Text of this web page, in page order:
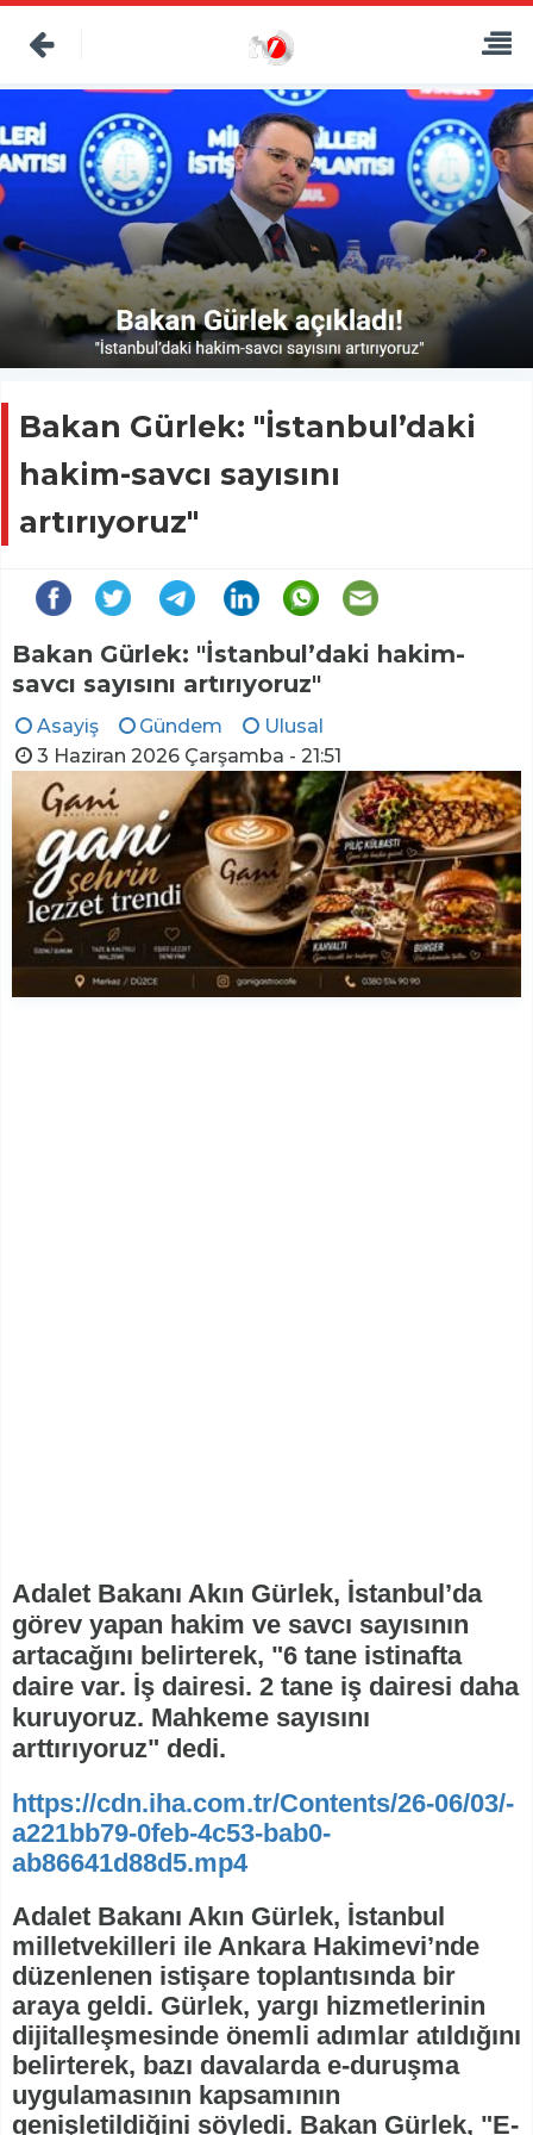
Bakan Gürlek: "İstanbul’daki
hakim-savcı sayısını
artırıyoruz"
Bakan Gürlek: "İstanbul’daki hakim-
savcı sayısını artırıyoruz"
Asayiş Gündem
Ulusal
3 Haziran 2026 Çarşamba - 21:51
Adalet Bakanı Akın Gürlek, İstanbul’da
görev yapan hakim ve savcı sayısının
artacağını belirterek, "6 tane istinafta
daire var. İş dairesi. 2 tane iş dairesi daha
kuruyoruz. Mahkeme sayısını
arttırıyoruz" dedi.
https://cdn.iha.com.tr/Contents/26-06/03/-
a221bb79-0feb-4c53-bab0-
ab86641d88d5.mp4
Adalet Bakanı Akın Gürlek, İstanbul
milletvekilleri ile Ankara Hakimevi’nde
düzenlenen istişare toplantısında bir
araya geldi. Gürlek, yargı hizmetlerinin
dijitalleşmesinde önemli adımlar atıldığını
belirterek, bazı davalarda e-duruşma
uygulamasının kapsamının
genişletildiğini söyledi. Bakan Gürlek, "E-